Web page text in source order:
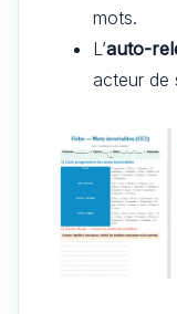
mots.
L’auto-
acteur de